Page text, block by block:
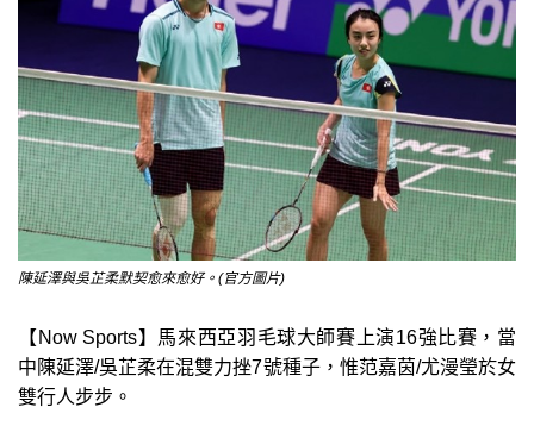
陳延澤與吳芷柔默契愈來愈好。(官方圖片)
【Now Sports】馬來西亞羽毛球大師賽上演16強比賽，當
中陳延澤/吳芷柔在混雙力挫7號種子，惟范嘉茵/尤漫瑩於女
雙行人步步。